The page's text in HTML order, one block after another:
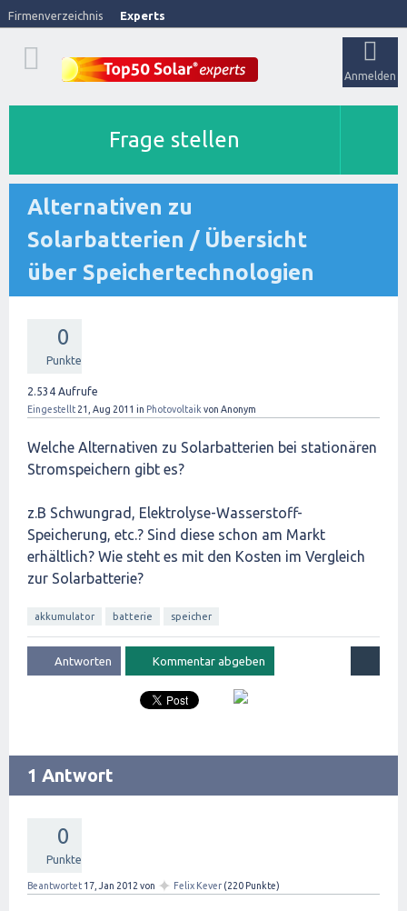
Firmenverzeichnis Experts
Anmelden
Frage stellen
Alternativen zu
Solarbatterien / Übersicht
über Speichertechnologien
0
Punkte
2.534 Aufrufe
Eingestellt 21, Aug 2011 in Photovoltaik von Anonym
Welche Alternativen zu Solarbatterien bei stationären
Stromspeichern gibt es?
z.B Schwungrad, Elektrolyse-Wasserstoff-
Speicherung, etc.? Sind diese schon am Markt
erhältlich? Wie steht es mit den Kosten im Vergleich
zur Solarbatterie?
akkumulator batterie speicher
1 Antwort
0
Punkte
Beantwortet 17, Jan 2012 von ✦ Felix Kever (220 Punkte)